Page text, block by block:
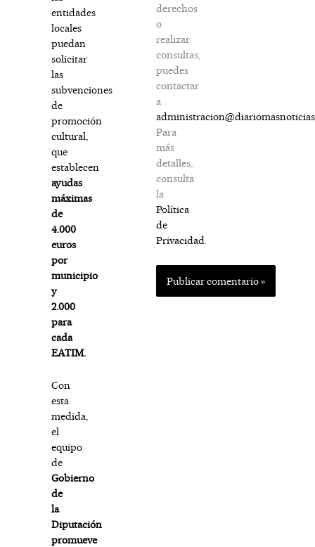
entidades
locales
puedan
solicitar
las
subvenciones
de
promoción
cultural,
que
establecen
ayudas
máximas
de
4.000
euros
por
municipio
y
2.000
para
cada
EATIM.
Con
esta
medida,
el
equipo
de
Gobierno
de
la
Diputación
promueve
derechos
o
realizar
consultas,
puedes
contactar
a
Para
más
detalles,
consulta
la
Política
de
Privacidad